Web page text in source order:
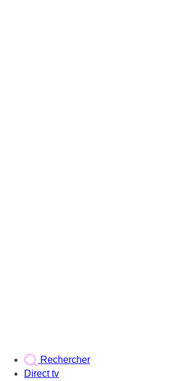
Rechercher
Direct tv